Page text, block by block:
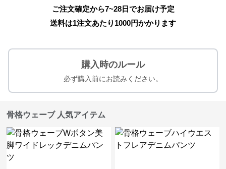
ご注文確定から7~28日でお届け予定
送料は1注文あたり 1000円かかります
購入時のルール
必ず購入前にお読みください。
骨格ウェーブ 人気アイテム